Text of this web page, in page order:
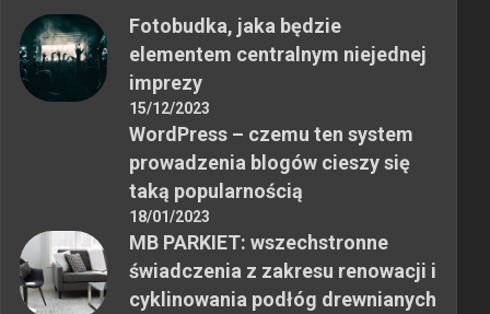
Fotobudka, jaka będzie
elementem centralnym niejednej
imprezy
15/12/2023
WordPress – czemu ten system
prowadzenia blogów cieszy się
taką popularnością
18/01/2023
MB PARKIET: wszechstronne
świadczenia z zakresu renowacji i
cyklinowania podłóg drewnianych